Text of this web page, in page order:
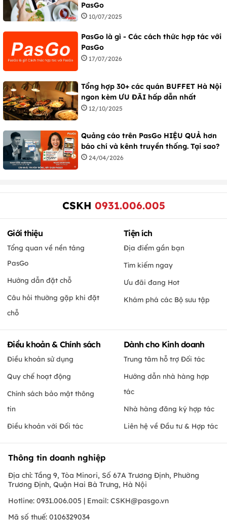
PasGo
10/07/2025
PasGo là gì - Các cách thức hợp tác với
PasGo
17/07/2026
Tổng hợp 30+ các quán BUFFET Hà Nội
ngon kèm ƯU ĐÃI hấp dẫn nhất
12/10/2025
Quảng cáo trên PasGo HIỆU QUẢ hơn
báo chí và kênh truyền thống. Tại sao?
24/04/2026
CSKH 0931.006.005
Giới thiệu
Tổng quan về nền tảng
PasGo
Hướng dẫn đặt chỗ
Câu hỏi thường gặp khi đặt
chỗ
Tiện ích
Địa điểm gần bạn
Tìm kiếm ngay
Ưu đãi đang Hot
Khám phá các Bộ sưu tập
Điều khoản & Chính sách
Điều khoản sử dụng
Quy chế hoạt động
Chính sách bảo mật thông
tin
Điều khoản với Đối tác
Dành cho Kinh doanh
Trung tâm hỗ trợ Đối tác
Hướng dẫn nhà hàng hợp
tác
Nhà hàng đăng ký hợp tác
Liên hệ về Đầu tư & Hợp tác
Thông tin doanh nghiệp
Địa chỉ: Tầng 9, Tòa Minori, Số 67A Trương Định, Phường
Trương Định, Quận Hai Bà Trưng, Hà Nội
Hotline: 0931.006.005 | Email: CSKH@pasgo.vn
Mã số thuế: 0106329034